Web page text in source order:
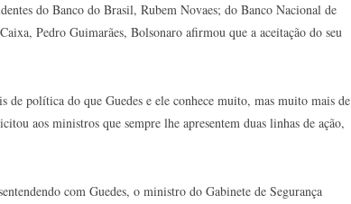
do Banco do Brasil, Rubem Novaes; do Banco Nacional de
Pedro Guimarães, Bolsonaro afirmou que a aceitação do seu
de política do que Guedes e ele conhece muito, mas muito mais de
aos ministros que sempre lhe apresentem duas linhas de ação,
com Guedes, o ministro do Gabinete de Segurança